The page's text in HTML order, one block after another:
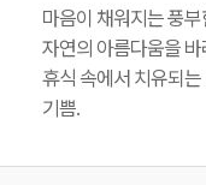
마음이 채워지는 풍
자연의 아름다움을 바
휴식 속에서 치유되
기쁨.